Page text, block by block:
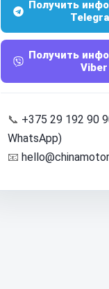
Получить
Получить
Viber
📞 +375 29 192 90
WhatsApp)
📧